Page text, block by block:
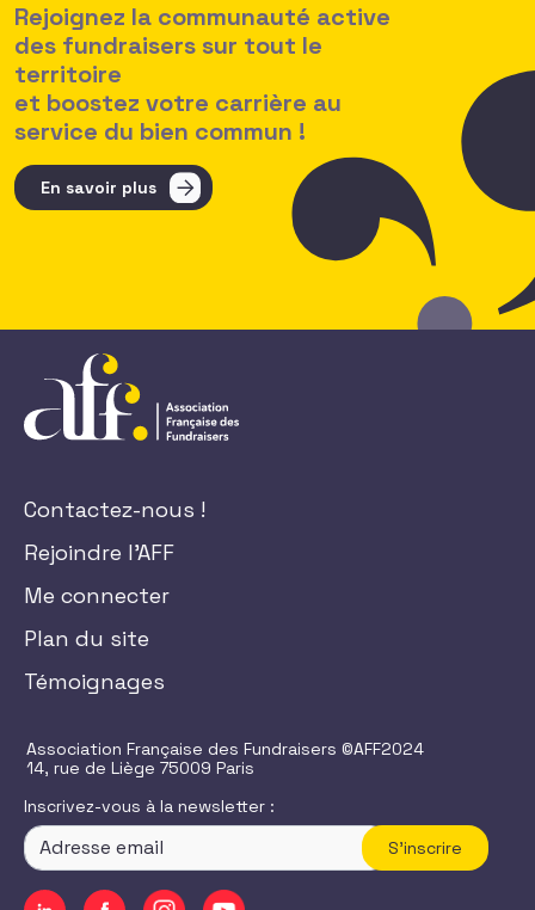
Rejoignez la communauté active
des fundraisers sur tout le
territoire
et boostez votre carrière au
service du bien commun !
En savoir plus
Contactez-nous !
Rejoindre l'AFF
Me connecter
Plan du site
Témoignages
Association Française des Fundraisers ©AFF2024
14, rue de Liège 75009 Paris
Inscrivez-vous à la newsletter :
S'inscrire